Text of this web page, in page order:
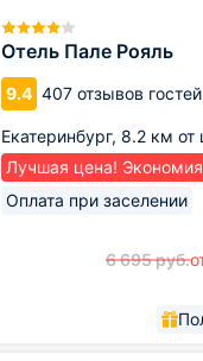
Отель Пале Рояль
9.4 407 отзывов гостей
Екатеринбург, 8.2 км от
Лучшая цена!
Оплата при заселении
6 695руб.